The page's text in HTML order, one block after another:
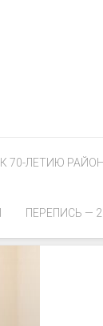
К 70-ЛЕТИЮ
ПЕРЕПИСЬ —